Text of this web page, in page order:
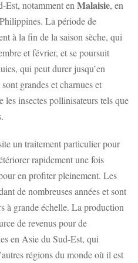
Est, notamment en Malaisie, en
La période de
à la fin de la saison sèche, qui
et février, et se poursuit
qui peut durer jusqu’en
grandes et charnues et
insectes pollinisateurs tels que
un traitement particulier pour
rapidement une fois
en profiter pleinement. Les
de nombreuses années et sont
à grande échelle. La production
de revenus pour de
en Asie du Sud-Est, qui
régions du monde où il est